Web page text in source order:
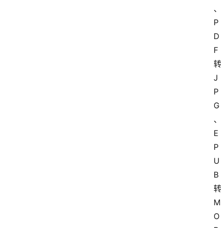
、
P
D
F
转
J
P
G
、
E
P
U
B
转
M
O